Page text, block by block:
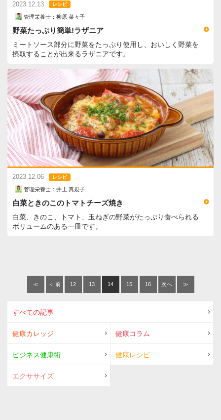
2023.12.13 レシピ
管理栄養士：柳原 菜々子
野菜たっぷり簡単!ラザニア
ミートソース部分に野菜をたっぷり使用し、おいしく野菜を
摂取することが出来るラザニアです。
2023.12.06 レシピ
管理栄養士：井上 真規子
白菜ときのこのトマトチーズ焼き
白菜、きのこ、トマト、玉ねぎの野菜がたっぷり食べられる
ボリュームのある一皿です。
≪ ＜ 前 12 13 14 15 16 次へ ≫
すべての記事
健康カレッジ 健康コラム
ビジネス健康術 健康レシピ
エクササイズ